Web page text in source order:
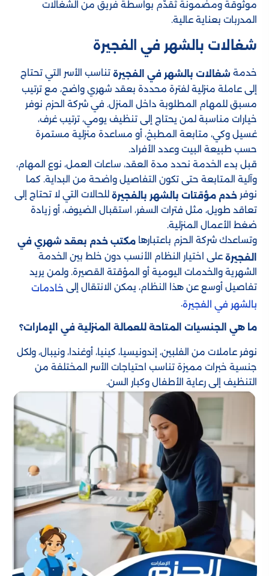
موثوقة ومضمونة تُقدَّم بواسطة فريق من الشغالات
المدربات بعناية عالية.
شغالات بالشهر في الفجيرة
خدمة شغالات بالشهر في الفجيرة تناسب الأسر التي تحتاج
إلى عاملة منزلية لفترة محددة بعقد شهري واضح، مع ترتيب
مسبق للمهام المطلوبة داخل المنزل. في شركة الحزم نوفر
خيارات مناسبة لمن يحتاج إلى تنظيف يومي، ترتيب غرف،
غسيل وكي، متابعة المطبخ، أو مساعدة منزلية مستمرة
حسب طبيعة البيت وعدد الأفراد.
قبل بدء الخدمة نحدد مدة العقد، ساعات العمل، نوع المهام،
وآلية المتابعة حتى تكون التفاصيل واضحة من البداية. كما
نوفر خدم مؤقتات بالشهر بالفجيرة للحالات التي لا تحتاج إلى
تعاقد طويل، مثل فترات السفر، استقبال الضيوف، أو زيادة
ضغط الأعمال المنزلية.
وتساعدك شركة الحزم باعتبارها مكتب خدم بعقد شهري في
الفجيرة على اختيار النظام الأنسب دون خلط بين الخدمة
الشهرية والخدمات اليومية أو المؤقتة القصيرة. ولمن يريد
تفاصيل أوسع عن هذا النظام، يمكن الانتقال إلى خادمات
بالشهر في الفجيرة.
ما هي الجنسيات المتاحة للعمالة المنزلية في الإمارات؟
نوفر عاملات من الفلبين، إندونيسيا، كينيا، أوغندا، ونيبال، ولكل
جنسية خبرات مميزة تناسب احتياجات الأسر المختلفة من
التنظيف إلى رعاية الأطفال وكبار السن.